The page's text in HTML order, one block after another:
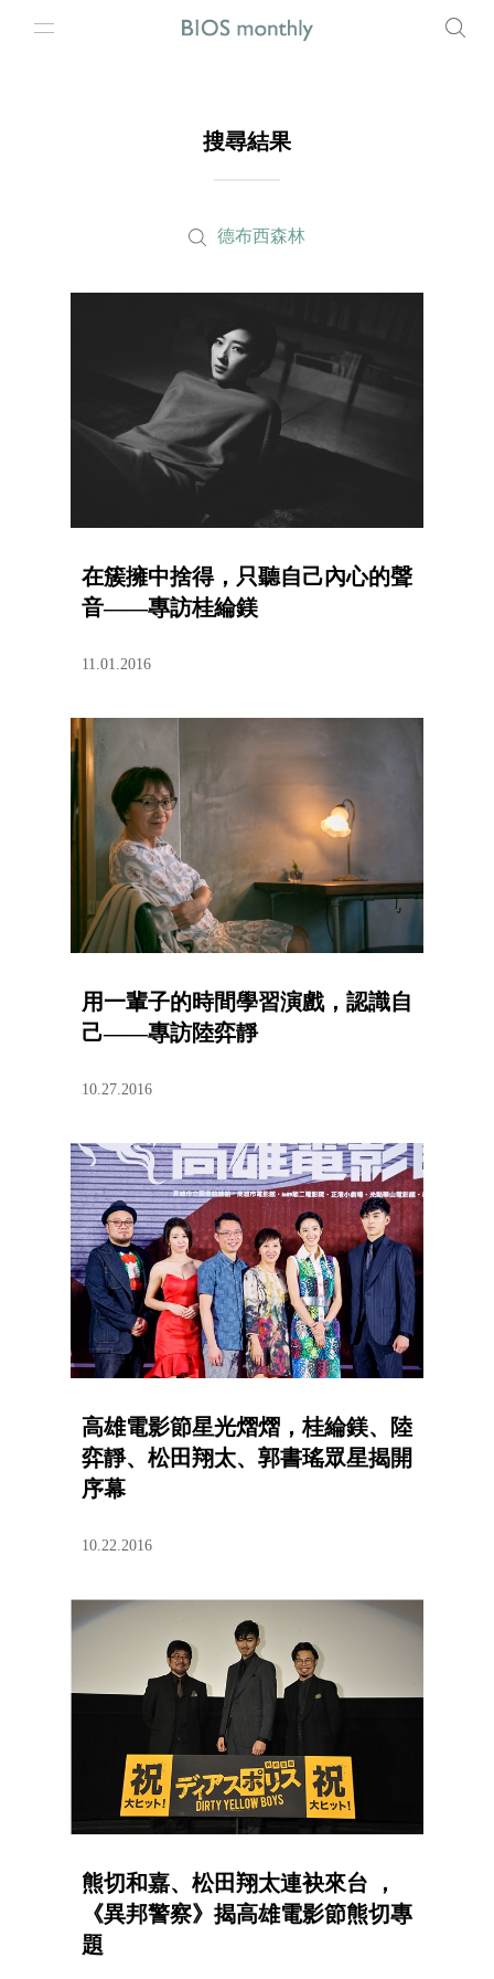
搜尋結果
德布西森林
在簇擁中捨得，只聽自己內心的聲
音——專訪桂綸鎂
11.01.2016
用一輩子的時間學習演戲，認識自
己——專訪陸弈靜
10.27.2016
高雄電影節星光熠熠，桂綸鎂、陸
弈靜、松田翔太、郭書瑤眾星揭開
序幕
10.22.2016
熊切和嘉、松田翔太連袂來台 ，
《異邦警察》揭高雄電影節熊切專
題